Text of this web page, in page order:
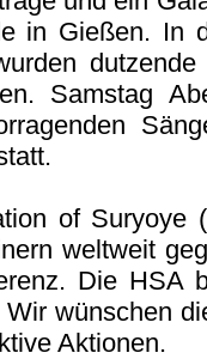
in Gießen. In
Samstag
of Suryoye
weltweit
Die HSA
wünschen
Aktionen.